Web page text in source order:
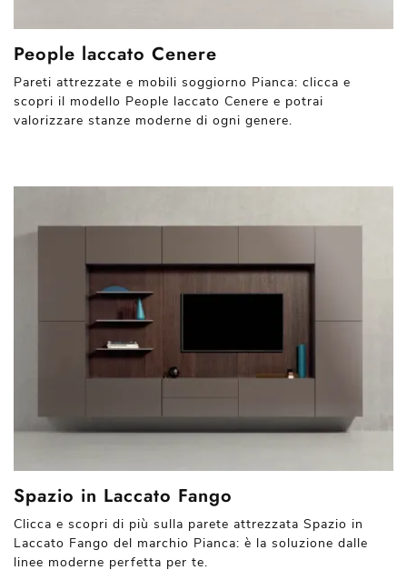
People laccato Cenere
Pareti attrezzate e mobili soggiorno Pianca: clicca e
scopri il modello People laccato Cenere e potrai
valorizzare stanze moderne di ogni genere.
Spazio in Laccato Fango
Clicca e scopri di più sulla parete attrezzata Spazio in
Laccato Fango del marchio Pianca: è la soluzione dalle
linee moderne perfetta per te.